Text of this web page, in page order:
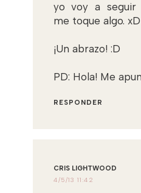
yo voy a seguir
me toque algo. xD
¡Un abrazo! :D
PD: Hola! Me
RESPONDER
CRIS LIGHTWOOD
4/5/13 11:42